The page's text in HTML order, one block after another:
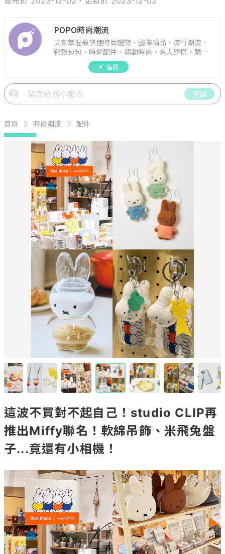
POPO時尚潮流
立刻掌握最快速時尚趨勢、國際精品、流行潮流、
鞋款包包、時髦配件、運動時尚、名人穿搭，購物
追蹤
評論
首頁 時尚潮流 配件
這波不買對不起自己！studio CLIP再
推出Miffy聯名！軟綿吊飾、米飛兔盤
子...竟還有小相機！